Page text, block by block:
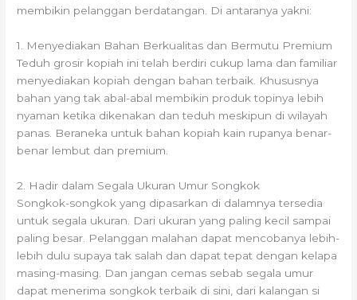
membikin pelanggan berdatangan. Di antaranya yakni:
1. Menyediakan Bahan Berkualitas dan Bermutu Premium
Teduh grosir kopiah ini telah berdiri cukup lama dan familiar
menyediakan kopiah dengan bahan terbaik. Khususnya
bahan yang tak abal-abal membikin produk topinya lebih
nyaman ketika dikenakan dan teduh meskipun di wilayah
panas. Beraneka untuk bahan kopiah kain rupanya benar-
benar lembut dan premium.
2. Hadir dalam Segala Ukuran Umur Songkok
Songkok-songkok yang dipasarkan di dalamnya tersedia
untuk segala ukuran. Dari ukuran yang paling kecil sampai
paling besar. Pelanggan malahan dapat mencobanya lebih-
lebih dulu supaya tak salah dan dapat tepat dengan kelapa
masing-masing. Dan jangan cemas sebab segala umur
dapat menerima songkok terbaik di sini, dari kalangan si